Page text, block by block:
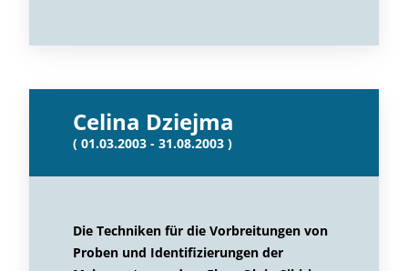
Celina Dziejma
( 01.03.2003 - 31.08.2003 )
Die Techniken für die Vorbreitungen von
Proben und Identifizierungen der